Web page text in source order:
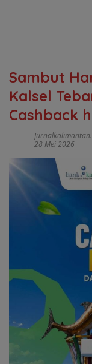
Sambut
Kalsel
Cashback
28 Mei 2026